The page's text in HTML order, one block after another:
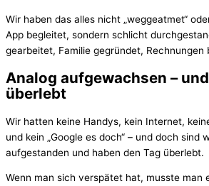
Wir haben das alles nicht „weggeatmet“
App begleitet, sondern schlicht
gearbeitet, Familie gegründet, Rechnungen
Analog aufgewachsen –
überlebt
Wir hatten keine Handys, kein Internet,
und kein „Google es doch“ – und doch sind
aufgestanden und haben den Tag überlebt.
Wenn man sich verspätet hat, musste man